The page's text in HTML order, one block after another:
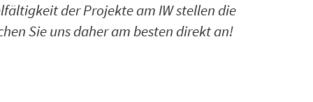
der Projekte am IW stellen die
Sie uns daher am besten direkt an!